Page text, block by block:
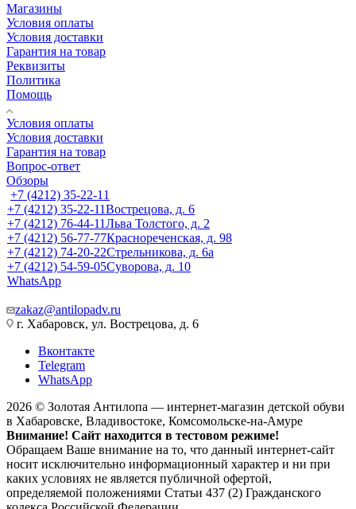
Магазины
Условия оплаты
Условия доставки
Гарантия на товар
Реквизиты
Политика
Помощь
Условия оплаты
Условия доставки
Гарантия на товар
Вопрос-ответ
Обзоры
+7 (4212) 35-22-11
+7 (4212) 35-22-11Вострецова, д. 6
+7 (4212) 76-44-11Льва Толстого, д. 2
+7 (4212) 56-77-77Краснореченская, д. 98
+7 (4212) 74-20-22Стрельникова, д. 6а
+7 (4212) 54-59-05Суворова, д. 10
WhatsApp
zakaz@antilopadv.ru
г. Хабаровск, ул. Вострецова, д. 6
Вконтакте
Telegram
WhatsApp
2026 © Золотая Антилопа — интернет-магазин детской обуви
в Хабаровске, Владивостоке, Комсомольске-на-Амуре
Внимание! Сайт находится в тестовом режиме!
Обращаем Ваше внимание на то, что данный интернет-сайт
носит исключительно информационный характер и ни при
каких условиях не является публичной офертой,
определяемой положениями Статьи 437 (2) Гражданского